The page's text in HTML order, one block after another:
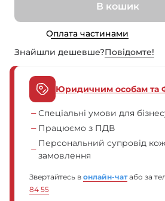
В кошик
Оплата частинами
Знайшли дешевше?Повiдомте!
Юридичним особам та
Спеціальні умови для
Працюємо з ПДВ
Персональний супровід
замовлення
Звертайтесь в онлайн-чат або за
84 55